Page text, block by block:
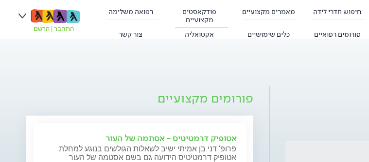
חיפוש חדרי לידה מאמרים מקצועיים
פודקאסטים
מקצועיים
רפואה משלימה
פורומים רפואיים כלים שימושיים אקטואליה צור קשר
התחבר הרשם
פורומים מקצועיים
אטופיק דרמטיטיס - אסתמה של העור
פרופ' דני בן אמיתי ישיב לשאלות הגולשים בנוגע למחלת
אטופיק דרמטיטיס הידועה גם בשם אסטמה של העור